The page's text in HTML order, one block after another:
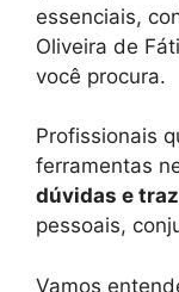
essenciais,
Oliveira de
você procura.
Profissionais
ferramentas
dúvidas e
pessoais,
Vamos